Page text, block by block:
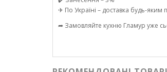
✈ По Україні – доставка будь-яким
➦ Замовляйте кухню Гламур уже